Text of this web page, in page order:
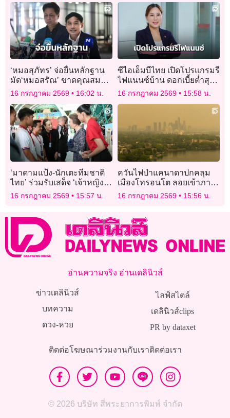
‘หมอสุภัทร’ จ่อยื่นหลักฐาน
มัด‘หมอสรัณ’ ขาดคุณสมบัติ
ปธ.กสทช. แฉยับรับงาน
แพทย์รายชั่วโมง-นั่งบอร์ด
แบงก์กรุงเทพ
16 กรกฎาคม 2569 16:02 น.
ซีไอเอ็มบีไทย เปิดโปรแกรมรี
ไฟแนนซ์บ้าน ดอกเบี้ยต่ำสุด
หวังช่วยลูกค้าลดภาระ
16 กรกฎาคม 2569 15:58 น.
‘มาดามแป้ง-นักเตะทีมชาติ
ไทย’ ร่วมรับเสด็จ ‘เจ้าหญิง
แอนน์’ แห่งสหราช
อาณาจักร
16 กรกฎาคม 2569 15:57 น.
ควันไฟป่าแคนาดาปกคลุม
เมืองโทรอนโต ลอยเข้าภาค
ตะวันออกเฉียงเหนือสหรัฐ
16 กรกฎาคม 2569 15:56 น.
อ่านความจริง อ่านเดลินิวส์
ข่าวเดลินิวส์
บทความ
ดวง-หวย
ไลฟ์สไตล์
เดลินิวส์clips
PR by dataxet
ติดต่อโฆษณาร่วมงานกับเราติดต่อเรา
© 2026 บริษัท สี่พระยาการพิมพ์ จำกัด